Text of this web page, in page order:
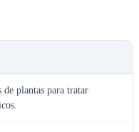
de plantas para tratar